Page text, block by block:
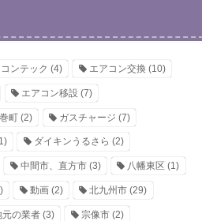
ンテック (4) エアコン交換 (10)
エアコン移設 (7)
町 (2) ガスチャージ (7)
ダイキンうるさら (2)
中間市、直方市(3) 八幡東区 (1)
動画(2) 北九州市 (29)
元の業者(3) 宗像市(2)